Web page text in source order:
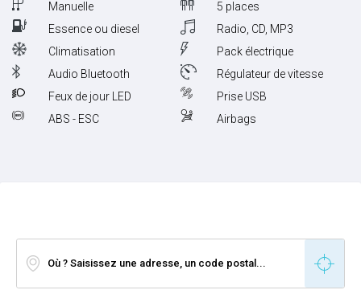
Manuelle
5 places
Essence ou diesel
Radio, CD, MP3
Climatisation
Pack électrique
Audio Bluetooth
Régulateur de vitesse
Feux de jour LED
Prise USB
ABS - ESC
Airbags